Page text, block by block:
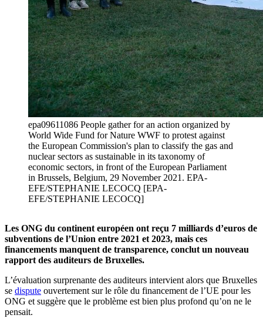
epa09611086 People gather for an action organized by
World Wide Fund for Nature WWF to protest against
the European Commission's plan to classify the gas and
nuclear sectors as sustainable in its taxonomy of
economic sectors, in front of the European Parliament
in Brussels, Belgium, 29 November 2021. EPA-
EFE/STEPHANIE LECOCQ [EPA-
EFE/STEPHANIE LECOCQ]
Les ONG du continent européen ont reçu 7 milliards d’euros de
subventions de l’Union entre 2021 et 2023, mais ces
financements manquent de transparence, conclut un nouveau
rapport des auditeurs de Bruxelles.
L’évaluation surprenante des auditeurs intervient alors que Bruxelles
se dispute ouvertement sur le rôle du financement de l’UE pour les
ONG et suggère que le problème est bien plus profond qu’on ne le
pensait.